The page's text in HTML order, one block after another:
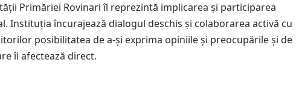
Primăriei Rovinari îl reprezintă implicarea și participarea
Instituția încurajează dialogul deschis și colaborarea activă cu
posibilitatea de a-și exprima opiniile și preocupările și de
îi afectează direct.